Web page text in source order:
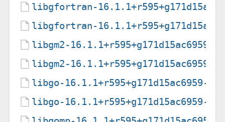
libgfortran-
libgfortran-
libgm2-16.1.1+r595+g171d15ac6959-
libgm2-16.1.1+r595+g171d15ac6959-
libgo-16.1.1+r595+g171d15ac6959-
libgo-16.1.1+r595+g171d15ac6959-